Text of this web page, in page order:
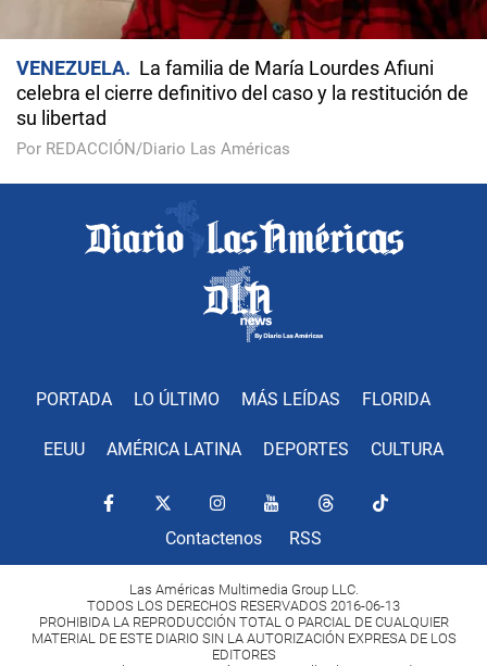
VENEZUELA
La familia de María Lourdes Afiuni
celebra el cierre definitivo del caso y la restitución de
su libertad
Por REDACCIÓN/Diario Las Américas
PORTADA LO ÚLTIMO MÁS LEÍDAS FLORIDA
EEUU AMÉRICA LATINA DEPORTES CULTURA
Contactenos RSS
Las Américas Multimedia Group LLC.
TODOS LOS DERECHOS RESERVADOS 2016-06-13
PROHIBIDA LA REPRODUCCIÓN TOTAL O PARCIAL DE CUALQUIER
MATERIAL DE ESTE DIARIO SIN LA AUTORIZACIÓN EXPRESA DE LOS
EDITORES